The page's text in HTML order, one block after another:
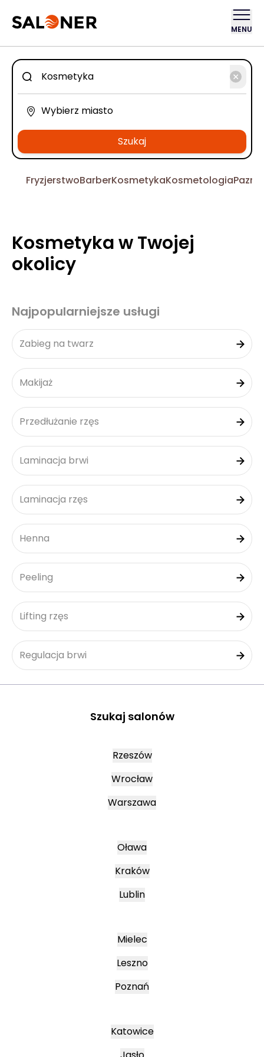
MENU
Szukaj
FryzjerstwoBarberKosmetykaKosmetologia
Kosmetyka w Twojej
okolicy
Najpopularniejsze usługi
Zabieg na twarz
Makijaż
Przedłużanie rzęs
Laminacja brwi
Laminacja rzęs
Henna
Peeling
Lifting rzęs
Regulacja brwi
Szukaj salonów
Rzeszów
Wrocław
Warszawa
Oława
Kraków
Lublin
Mielec
Leszno
Poznań
Katowice